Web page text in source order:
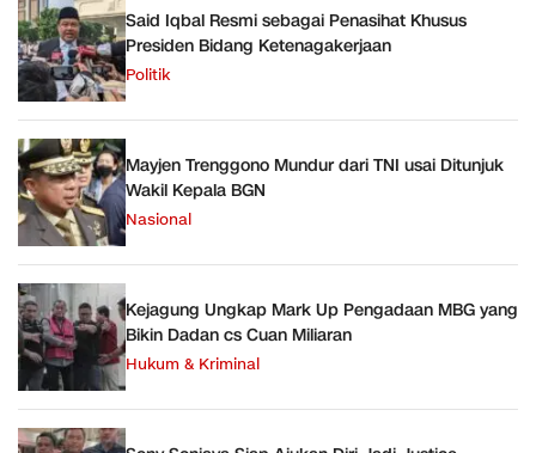
Said Iqbal Resmi sebagai Penasihat Khusus
Presiden Bidang Ketenagakerjaan
Politik
Mayjen Trenggono Mundur dari TNI usai Ditunjuk
Wakil Kepala BGN
Nasional
Kejagung Ungkap Mark Up Pengadaan MBG yang
Bikin Dadan cs Cuan Miliaran
Hukum & Kriminal